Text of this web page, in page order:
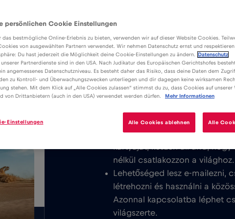
/GB
Előnyök Leírás
Töltse le a könnyen telepíthető Red
élvezze a korlátlan mobilinternetet
Soha nem számítunk fel
kártyáját, készen áll arra,
nélkül csatlakozzon a világhoz.
Lehetőséged lesz e-mailezni,
létrehozni és használni a
Azonnal kapcsolatba léphet
világszerte.
persönlichen Cookie Einstellungen
das bestmögliche Online-Erlebnis zu bieten, verwenden wir auf dieser Website Cookies.
von ausgewählten Partnern verwendet. Wir nehmen Datenschutz ernst und
Du hast jederzeit die Möglichkeit deine Cookie-Einstellungen zu ändern.
Datenschutz
unserer Partnerdienste sind in den USA. Nach Judikatur des Europäischen Gerichtshofes
angemessenes Datenschutzniveau. Es besteht daher das Risiko, dass deine Daten dem
zu Kontroll- und Überwachungszwecken unterliegen und dir dagegen keine wirksamen
stehen. Mit dem Klick auf „Alle Cookies zulassen“ stimmst du zu, dass Cookies auf unserer
von Drittanbietern (auch in den USA) verwendet werden dürfen.
Mehr Informationen
Alle Cookies ablehnen Alle
Einstellungen